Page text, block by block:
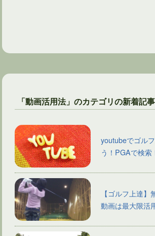
「動画活用法」のカテゴリの新着記事
youtubeでゴル
う！PGAで検索
【ゴルフ上達
動画は最大限活